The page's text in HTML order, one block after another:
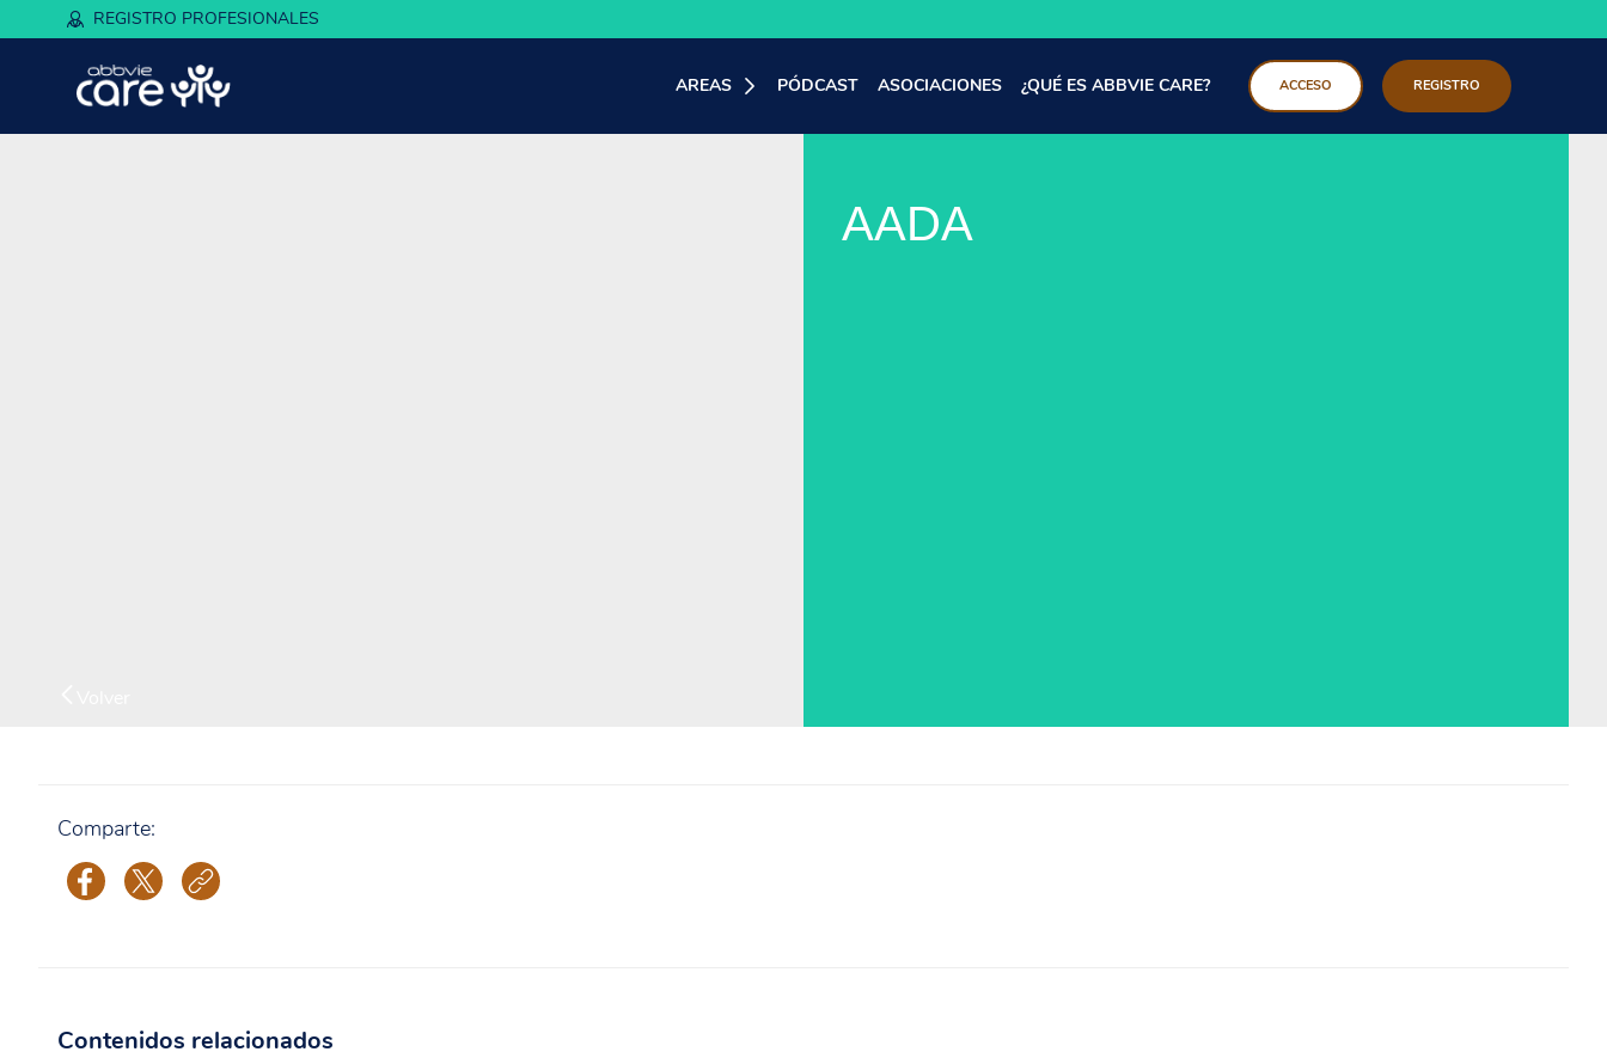
REGISTRO PROFESIONALES
AREAS PÓDCAST ASOCIACIONES ¿QUÉ ES ABBVIE CARE? ACCESO REGISTRO
AADA
Comparte:
Contenidos relacionados